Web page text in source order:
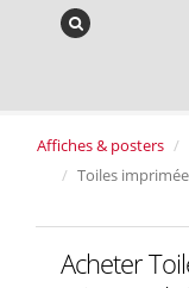
Affiches & posters
Toiles
Acheter